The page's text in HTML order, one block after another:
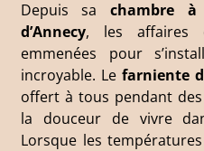
Depuis sachambre à
d’Annecy, les affaires
emmenées pour
incroyable. Le farniente
offert à tous pendant des
la douceur de vivre
Lorsque les